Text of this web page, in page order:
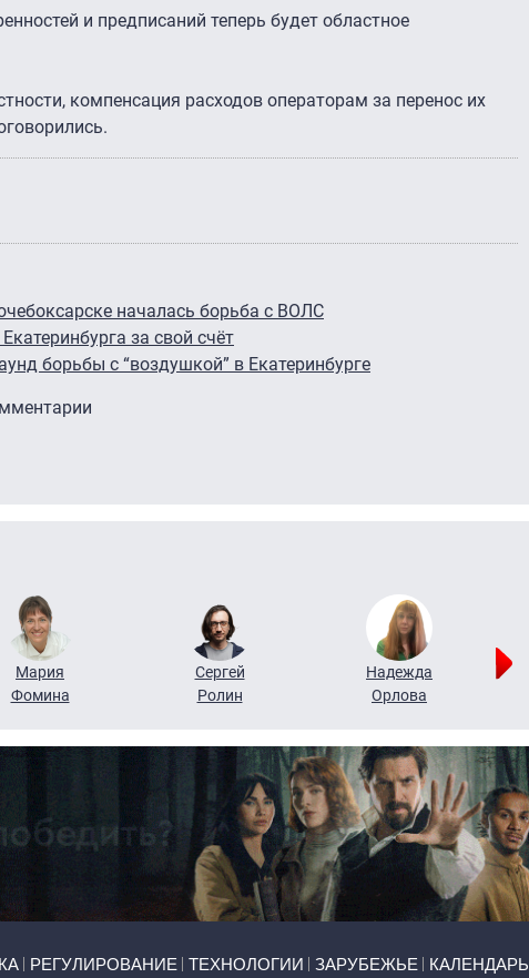
и предписаний теперь будет областное
компенсация расходов операторам за перенос их
началась борьба с ВОЛС
за свой счёт
борьбы с “воздушкой” в Екатеринбурге
Мария
Фомина
Сергей
Ролин
Надежда
Орлова
РЕГУЛИРОВАНИЕ ТЕХНОЛОГИИ ЗАРУБЕЖЬЕ КАЛЕНДАРЬ